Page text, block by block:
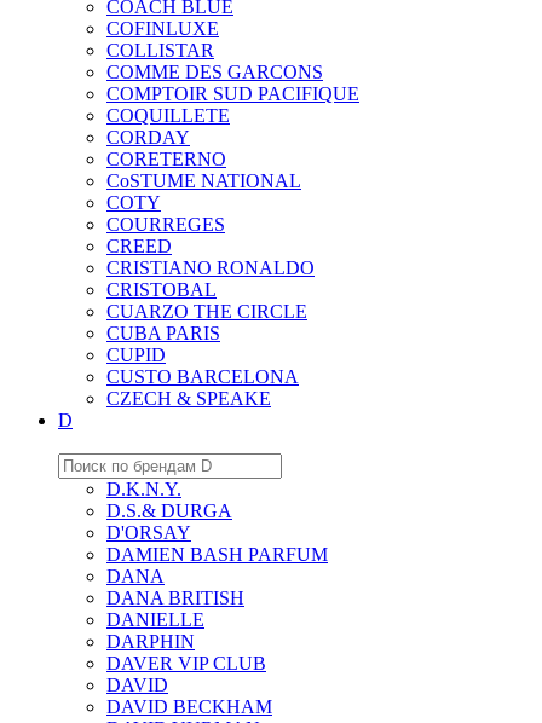
COACH BLUE
COFINLUXE
COLLISTAR
COMME DES GARCONS
COMPTOIR SUD PACIFIQUE
COQUILLETE
CORDAY
CORETERNO
CoSTUME NATIONAL
COTY
COURREGES
CREED
CRISTIANO RONALDO
CRISTOBAL
CUARZO THE CIRCLE
CUBA PARIS
CUPID
CUSTO BARCELONA
CZECH & SPEAKE
D
D.K.N.Y.
D.S.& DURGA
D'ORSAY
DAMIEN BASH PARFUM
DANA
DANA BRITISH
DANIELLE
DARPHIN
DAVER VIP CLUB
DAVID
DAVID BECKHAM